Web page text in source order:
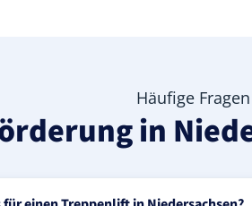
Häufige Fragen
in